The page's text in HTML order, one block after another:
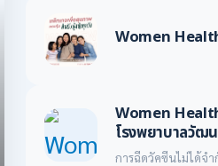
และบุคลากรทางกา
Women
Women
โรงพยาบาลวัฒ
การฉีดวัคซีนไม่ได้จ